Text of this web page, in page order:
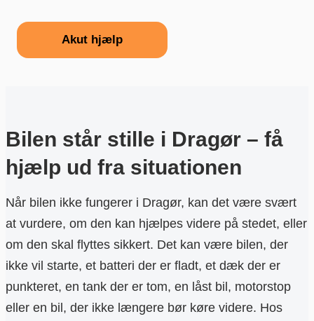
Akut hjælp
Bilen står stille i Dragør – få
hjælp ud fra situationen
Når bilen ikke fungerer i Dragør, kan det være svært
at vurdere, om den kan hjælpes videre på stedet, eller
om den skal flyttes sikkert. Det kan være bilen, der
ikke vil starte, et batteri der er fladt, et dæk der er
punkteret, en tank der er tom, en låst bil, motorstop
eller en bil, der ikke længere bør køre videre. Hos